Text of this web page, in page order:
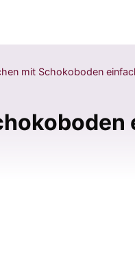
mit Schokoboden